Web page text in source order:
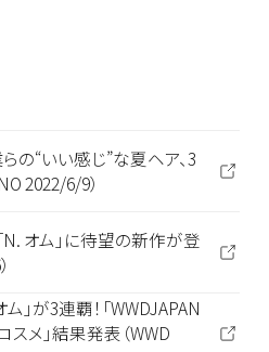
らの“いい感じ”な夏ヘア、3
2022/6/9）
オム」に待望の新作が登
」が3連覇！「WWDJAPAN
メ」結果発表（WWD